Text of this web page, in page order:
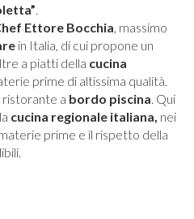
Ettore Bocchia , massimo
in Italia, di cui propone un
a piatti della cucina
prime di altissima qualità.
ristorante a bordo piscina . Qui
cucina regionale italiana, nei
prime e il rispetto della